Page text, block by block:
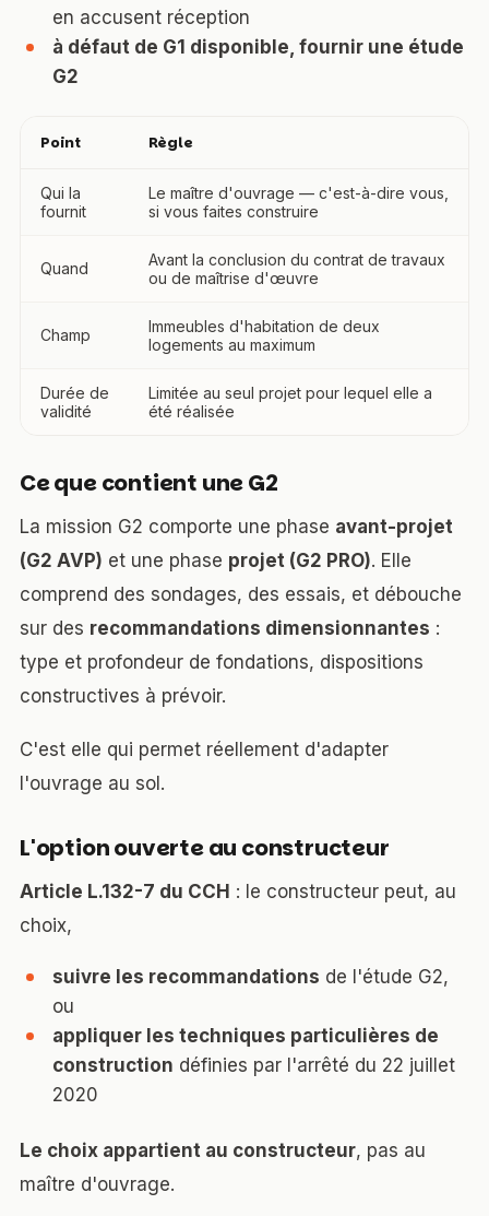
en accusent réception
à défaut de G1 disponible, fournir une étude
G2
Point Règle
Qui la
fournit
Le maître d'ouvrage — c'est-à-dire vous,
si vous faites construire
Quand
Avant la conclusion du contrat de travaux
ou de maîtrise d'œuvre
Champ
Immeubles d'habitation de deux
logements au maximum
Durée de
validité
Limitée au seul projet pour lequel elle a
été réalisée
Ce que contient une G2
La mission G2 comporte une phase avant-projet
(G2 AVP) et une phase projet (G2 PRO). Elle
comprend des sondages, des essais, et débouche
sur des recommandations dimensionnantes :
type et profondeur de fondations, dispositions
constructives à prévoir.
C'est elle qui permet réellement d'adapter
l'ouvrage au sol.
L'option ouverte au constructeur
Article L.132-7 du CCH : le constructeur peut, au
choix,
suivre les recommandations de l'étude G2,
ou
appliquer les techniques particulières de
construction définies par l'arrêté du 22 juillet
2020
Le choix appartient au constructeur, pas au
maître d'ouvrage.